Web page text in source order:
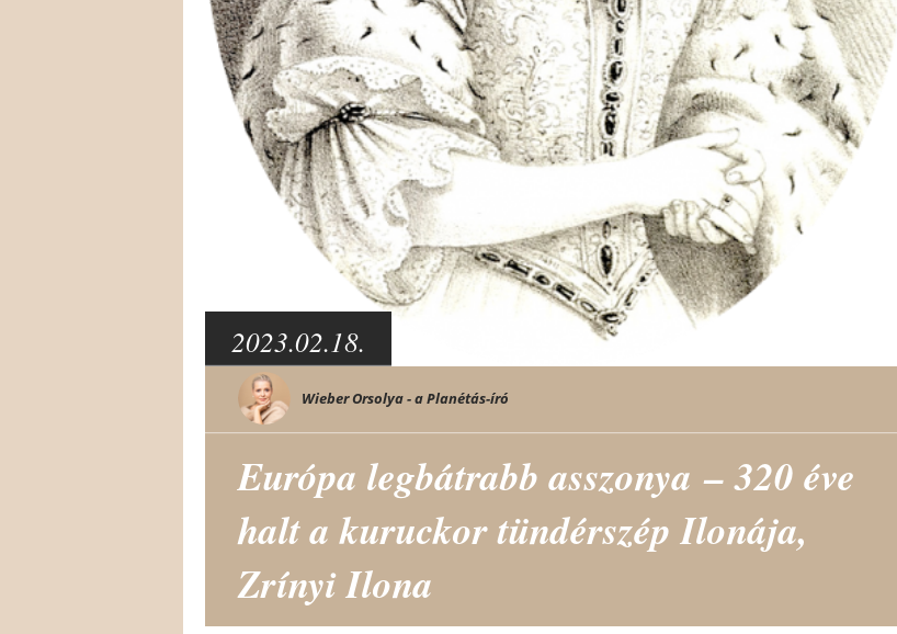
2023.02.18.
Wieber Orsolya - a Planétás-író
Európa legbátrabb asszonya – 320 éve
halt a kuruckor tündérszép Ilonája,
Zrínyi Ilona